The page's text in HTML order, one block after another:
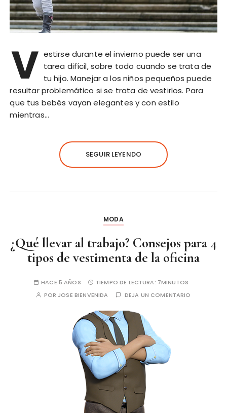
V estirse durante el invierno puede ser una
tarea difícil, sobre todo cuando se trata de
tu hijo. Manejar a los niños pequeños puede
resultar problemático si se trata de vestirlos. Para
que tus bebés vayan elegantes y con estilo
mientras…
SEGUIR LEYENDO
MODA
¿Qué llevar al trabajo? Consejos para 4
tipos de vestimenta de la oficina
HACE 5 AÑOS TIEMPO DE LECTURA: 7MINUTOS
POR JOSE BIENVENIDA DEJA UN COMENTARIO